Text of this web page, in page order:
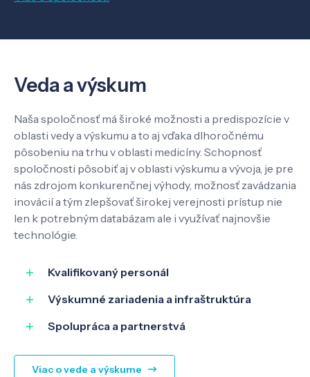
SK EN
Veda a výskum
Naša spoločnosť má široké možnosti a predispozície v
oblasti vedy a výskumu a to aj vďaka dlhoročnému
pôsobeniu na trhu v oblasti medicíny. Schopnosť
spoločnosti pôsobiť aj v oblasti výskumu a vývoja, je pre
nás zdrojom konkurenčnej výhody, možnosť zavádzania
inovácií a tým zlepšovať širokej verejnosti prístup nie
len k potrebným databázam ale i využívať najnovšie
technológie.
Kvalifikovaný personál
Výskumné zariadenia a infraštruktúra
Spolupráca a partnerstvá
Viac o vede a výskume